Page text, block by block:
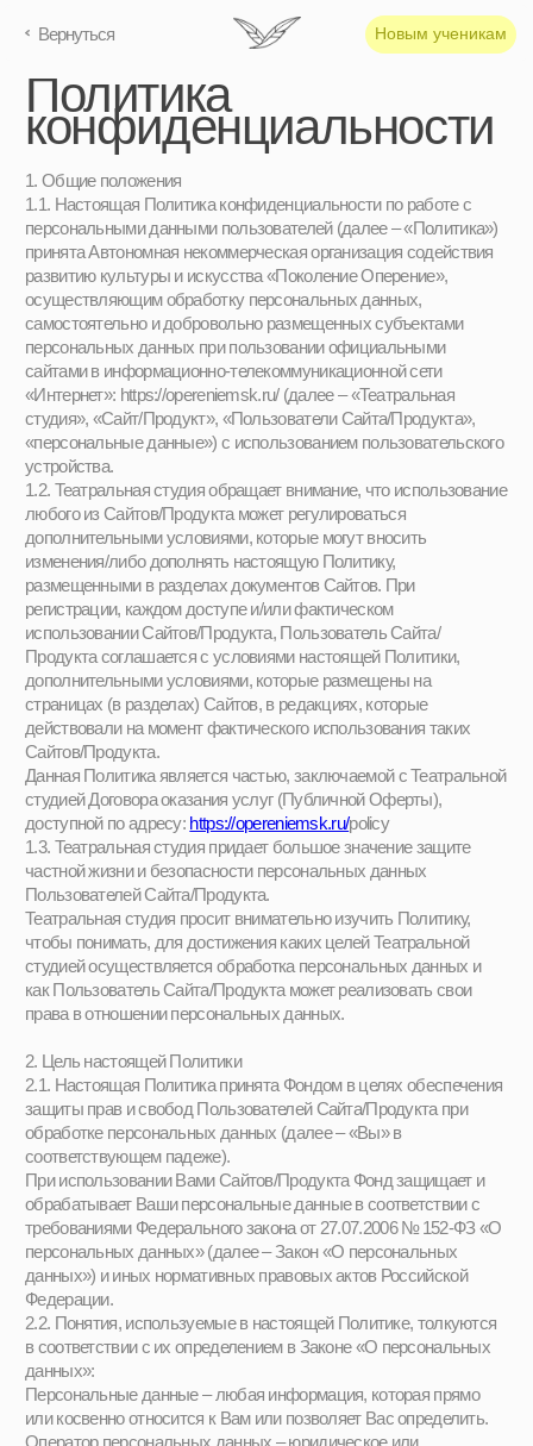
Новым ученикам
Вернуться
1. Общие положения
1.1. Настоящая Политика конфиденциальности по работе с
принята Автономная некоммерческая организация содействия
развитию культуры и искусства «Поколение Оперение»,
осуществляющим обработку персональных данных,
самостоятельно и добровольно размещенных субъектами
персональных данных при пользовании официальными
сайтами в информационно-телекоммуникационной сети
«Интернет»: https://opereniemsk.ru/ (далее – «Театральная
студия», «Сайт/Продукт», «Пользователи Сайта/Продукта»,
«персональные данные») с использованием пользовательского
устройства.
1.2. Театральная студия обращает внимание, что использование
любого из Сайтов/Продукта может регулироваться
дополнительными условиями, которые могут вносить
изменения/либо дополнять настоящую Политику,
размещенными в разделах документов Сайтов. При
регистрации, каждом доступе и/или фактическом
использовании Сайтов/Продукта, Пользователь Сайта/
Продукта соглашается с условиями настоящей Политики,
дополнительными условиями, которые размещены на
страницах (в разделах) Сайтов, в редакциях, которые
действовали на момент фактического использования таких
Сайтов/Продукта.
Данная Политика является частью, заключаемой с Театральной
студией Договора оказания услуг (Публичной Оферты),
доступной по адресу:https://opereniemsk.ru/policy
1.3. Театральная студия придает большое значение защите
частной жизни и безопасности персональных данных
Пользователей Сайта/Продукта.
Театральная студия просит внимательно изучить Политику,
студией осуществляется обработка персональных данных и
как Пользователь Сайта/Продукта может реализовать свои
права в отношении персональных данных.
2. Цель настоящей Политики
2.1. Настоящая Политика принята Фондом в целях обеспечения
защиты прав и свобод Пользователей Сайта/Продукта при
обработке персональных данных (далее – «Вы» в
соответствующем падеже).
При использовании Вами Сайтов/Продукта Фонд защищает и
обрабатывает Ваши персональные данные в соответствии с
требованиями Федерального закона от 27.07.2006 № 152-ФЗ «О
персональных данных» (далее – Закон «О персональных
данных») и иных нормативных правовых актов Российской
Федерации.
2.2. Понятия, используемые в настоящей Политике, толкуются
в соответствии с их определением в Законе «О персональных
данных»:
Персональные данные – любая информация, которая прямо
или косвенно относится к Вам или позволяет Вас определить.
данных. Когда Вы посещаете Сайт/используете Продукт,
Театральная студия становится оператором Ваших
персональных данных.
Обработка персональных данных – совершение любых
действий с персональными данными.
2.3. В целях защиты Ваших персональных данных, Театральная
студия в настоящей Политике информирует Вас о следующем:
• какие персональные данные собирает и обрабатывает
Театральная студия;
• каковы правовые основания и цели Обработки персональных
данных Театральной студией;
• о Ваших правах в рамках Обработки персональных данных
Театральной студией;
• о мерах защиты персональных данных.
3. Какие персональные данные о Вас собирает и обрабатывает
Театральная студия:
3.1. Персональные данные, собранные в процессе
использования Сайтов/Продукта различаются в зависимости от
того, используете ли Вы для обращения адрес электронной
почты, контактные номера телефонов или заполняете формы
обратной связи.
3.2. Обработка Ваших персональных данных осуществляется
конфиденциальности